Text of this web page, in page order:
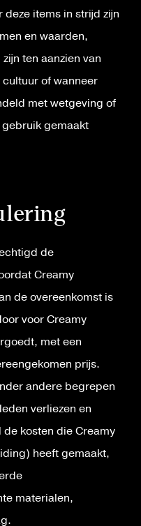
items in strijd zijn
en waarden,
ten aanzien van
of wanneer
met wetgeving of
gemaakt
de
Creamy
de overeenkomst is
voor Creamy
met een
prijs.
andere begrepen
verliezen en
kosten die Creamy
heeft gemaakt,
materialen,